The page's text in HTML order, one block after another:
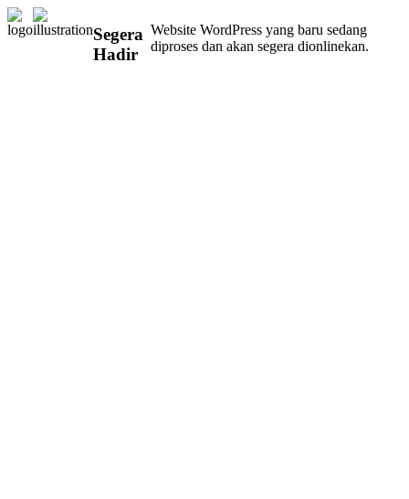
Segera
Hadir
Website WordPress yang baru sedang
diproses dan akan segera dionlinekan.